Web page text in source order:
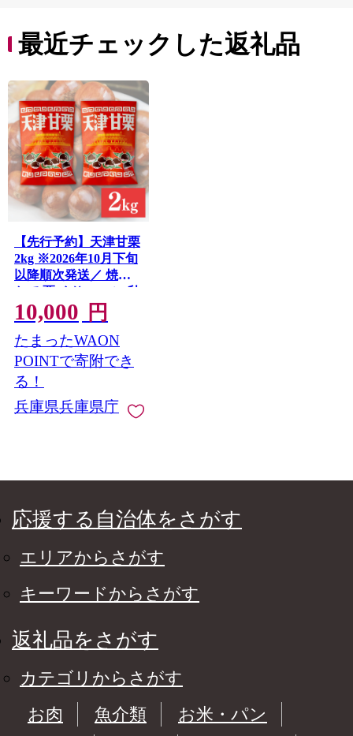
最近チェックした返礼品
【先行予約】天津甘栗
2kg ※2026年10月下旬
以降順次発送／ 焼き
たて 栗 くり マロン 秋
おやつ 栗爪 殻付き お
菓子 おつまみ 人気 高
リピート 小分け 栗ご
飯 栗きんとん 甘露煮
こだわり 手軽 おため
し お試し
10,000 円
たまったWAON
POINTで寄附でき
る！
兵庫県兵庫県庁
応援する自治体をさがす
エリアからさがす
キーワードからさがす
返礼品をさがす
カテゴリからさがす
お肉
魚介類
お米・パン